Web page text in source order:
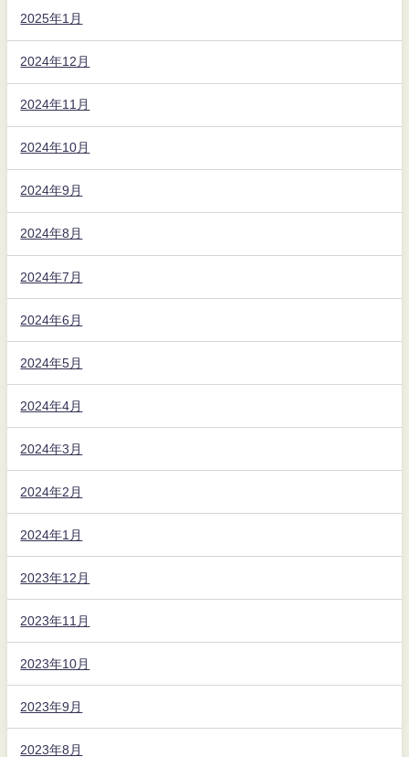
2025年1月
2024年12月
2024年11月
2024年10月
2024年9月
2024年8月
2024年7月
2024年6月
2024年5月
2024年4月
2024年3月
2024年2月
2024年1月
2023年12月
2023年11月
2023年10月
2023年9月
2023年8月